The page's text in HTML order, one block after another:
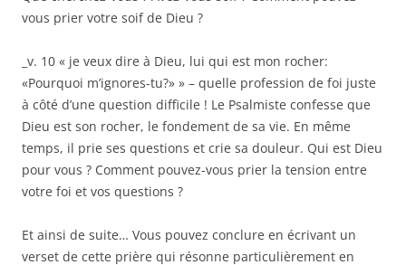
vous prier votre soif de Dieu ?
_v. 10 « je veux dire à Dieu, lui qui est mon rocher:
«Pourquoi m’ignores-tu?» » – quelle profession de foi juste
à côté d’une question difficile ! Le Psalmiste confesse que
Dieu est son rocher, le fondement de sa vie. En même
temps, il prie ses questions et crie sa douleur. Qui est Dieu
pour vous ? Comment pouvez-vous prier la tension entre
votre foi et vos questions ?
Et ainsi de suite… Vous pouvez conclure en écrivant un
verset de cette prière qui résonne particulièrement en